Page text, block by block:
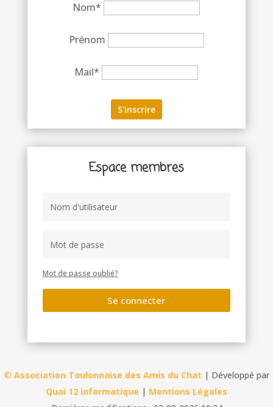
Nom*
Prénom
Mail*
Espace membres
Mot de passe oublié?
Se connecter
© Association Toulonnaise des Amis du Chat | Développé par
Quai 12 informatique | Mentions Légales